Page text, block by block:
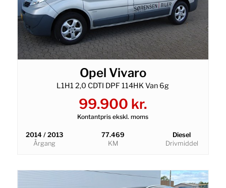
Opel Vivaro
L1H1 2,0 CDTI DPF 114HK Van 6g
99.900 kr.
Kontantpris ekskl. moms
2014 / 2013
Årgang
77.469
KM
Diesel
Drivmiddel